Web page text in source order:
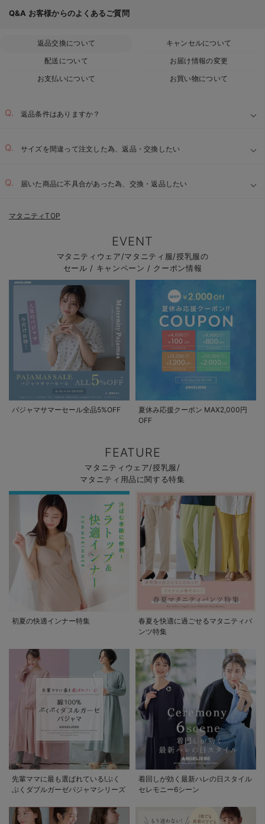
Q&A お客様からのよくあるご質問
返品交換について
キャンセルについて
配送について
お届け情報の変更
お支払いについて
お買い物について
返品条件はありますか？
サイズを間違って注文した為、返品・交換したい
届いた商品に不具合があった為、交換・返品したい
マタニティTOP
EVENT
マタニティウェア/マタニティ服/授乳服の
セール / キャンペーン / クーポン情報
パジャマサマーセール全品5%OFF
夏休み応援クーポン MAX2,000円
OFF
FEATURE
マタニティウェア/授乳服/
マタニティ用品に関する特集
初夏の快適インナー特集
春夏を快適に過ごせるマタニティパ
ンツ特集
先輩ママに最も選ばれている!ぷく
ぷくダブルガーゼパジャマシリーズ
着回しが効く最新ハレの日スタイル
セレモニー6シーン